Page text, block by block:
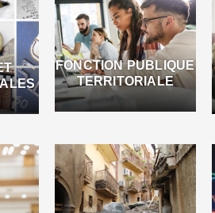
FONCTION PUBLIQUE
TERRITORIALE